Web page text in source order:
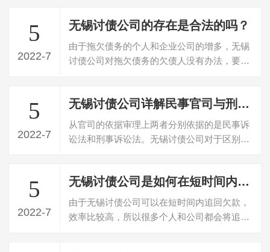
5
2022-7
无锡讨债公司的存在是合法的吗？
由于拖欠债务的个人和企业公司的增多，无锡
讨债公司对拖欠债务的欠债人没有办法，要不
5
2022-7
无锡讨债公司详解民事官司与刑事官司的区别
从官司的依据审理上两者分别依据的是民事诉
讼法和刑事诉讼法。无锡讨债公司对于区别可
5
2022-7
无锡讨债公司是如何在短时间内追回债务的？
由于无锡讨债公司可以在短时间内追回欠款，
效率比较高，所以很多个人和公司都会将追回